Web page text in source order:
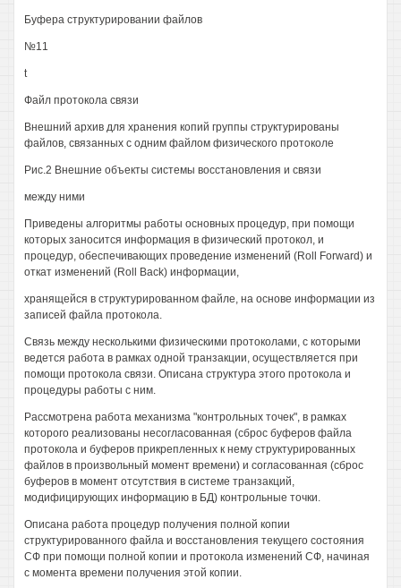
Буфера структурировании файлов
№11
t
Файл протокола связи
Внешний архив для хранения копий группы структурированы
файлов, связанных с одним файлом физического протоколе
Рис.2 Внешние объекты системы восстановления и связи
между ними
Приведены алгоритмы работы основных процедур, при помощи
которых заносится информация в физический протокол, и
процедур, обеспечивающих проведение изменений (Roll Forward) и
откат изменений (Roll Back) информации,
хранящейся в структурированном файле, на основе информации из
записей файла протокола.
Связь между несколькими физическими протоколами, с которыми
ведется работа в рамках одной транзакции, осуществляется при
помощи протокола связи. Описана структура этого протокола и
процедуры работы с ним.
Рассмотрена работа механизма "контрольных точек", в рамках
которого реализованы несогласованная (сброс буферов файла
протокола и буферов прикрепленных к нему структурированных
файлов в произвольный момент времени) и согласованная (сброс
буферов в момент отсутствия в системе транзакций,
модифицирующих информацию в БД) контрольные точки.
Описана работа процедур получения полной копии
структурированного файла и восстановления текущего состояния
СФ при помощи полной копии и протокола изменений СФ, начиная
с момента времени получения этой копии.